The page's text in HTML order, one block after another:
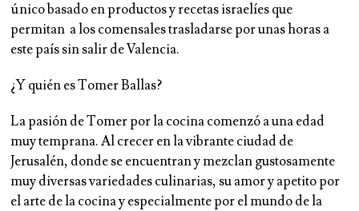
único basado en productos y recetas israelíes que
permitan a los comensales trasladarse por unas horas a
este país sin salir de Valencia.
¿Y quién es Tomer Ballas?
La pasión de Tomer por la cocina comenzó a una edad
muy temprana. Al crecer en la vibrante ciudad de
Jerusalén, donde se encuentran y mezclan gustosamente
muy diversas variedades culinarias, su amor y apetito por
el arte de la cocina y especialmente por el mundo de la